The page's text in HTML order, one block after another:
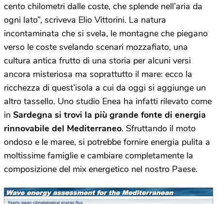
cento chilometri dalle coste, che splende nell’aria da
ogni lato”, scriveva Elio Vittorini. La natura
incontaminata che si svela, le montagne che piegano
verso le coste svelando scenari mozzafiato, una
cultura antica frutto di una storia per alcuni versi
ancora misteriosa ma soprattutto il mare: ecco la
ricchezza di quest’isola a cui da oggi si aggiunge un
altro tassello. Uno studio Enea ha infatti rilevato come
in Sardegna si trovi la più grande fonte di energia
rinnovabile del Mediterraneo. Sfruttando il moto
ondoso e le maree, si potrebbe fornire energia pulita a
moltissime famiglie e cambiare completamente la
composizione del mix energetico nel nostro Paese.